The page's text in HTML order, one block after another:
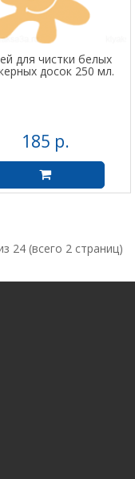
для чистки белых
досок 250 мл.
185 р.
24 (всего 2 страниц)